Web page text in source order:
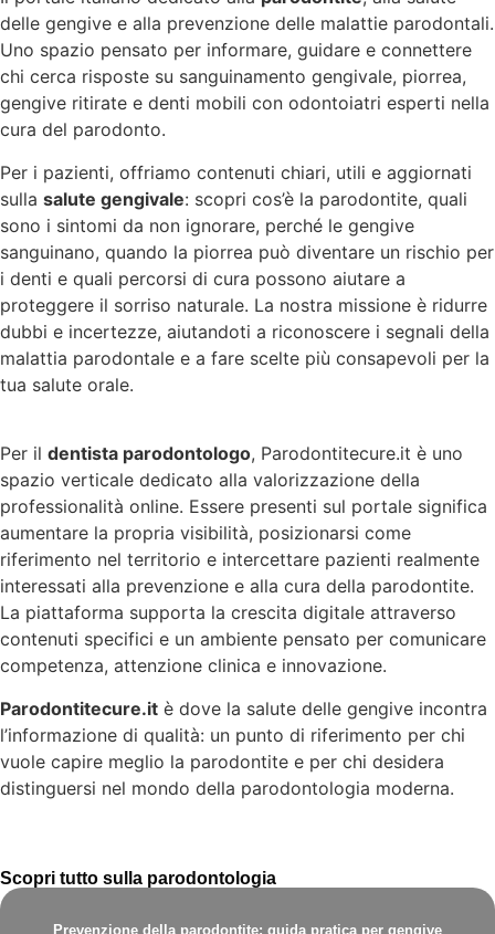
delle gengive e alla prevenzione delle malattie parodontali.
Uno spazio pensato per informare, guidare e connettere
chi cerca risposte su sanguinamento gengivale, piorrea,
gengive ritirate e denti mobili con odontoiatri esperti nella
cura del parodonto.
Per i pazienti, offriamo contenuti chiari, utili e aggiornati
sulla salute gengivale: scopri cos’è la parodontite, quali
sono i sintomi da non ignorare, perché le gengive
sanguinano, quando la piorrea può diventare un rischio per
i denti e quali percorsi di cura possono aiutare a
proteggere il sorriso naturale. La nostra missione è ridurre
dubbi e incertezze, aiutandoti a riconoscere i segnali della
malattia parodontale e a fare scelte più consapevoli per la
tua salute orale.
Per il dentista parodontologo, Parodontitecure.it è uno
spazio verticale dedicato alla valorizzazione della
professionalità online. Essere presenti sul portale significa
aumentare la propria visibilità, posizionarsi come
riferimento nel territorio e intercettare pazienti realmente
interessati alla prevenzione e alla cura della parodontite.
La piattaforma supporta la crescita digitale attraverso
contenuti specifici e un ambiente pensato per comunicare
competenza, attenzione clinica e innovazione.
Parodontitecure.it è dove la salute delle gengive incontra
l’informazione di qualità: un punto di riferimento per chi
vuole capire meglio la parodontite e per chi desidera
distinguersi nel mondo della parodontologia moderna.
Scopri tutto sulla parodontologia
Prevenzione della parodontite: guida pratica per gengive